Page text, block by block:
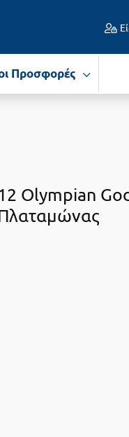
Προσφορές
Olympian